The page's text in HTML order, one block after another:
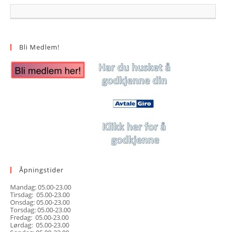
Bli Medlem!
Åpningstider
Mandag: 05.00-23.00
Tirsdag: 05.00-23.00
Onsdag: 05.00-23.00
Torsdag: 05.00-23.00
Fredag: 05.00-23.00
Lørdag: 05.00-23.00